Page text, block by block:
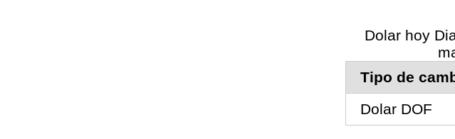
Dolar hoy
Tipo de
Dolar DOF